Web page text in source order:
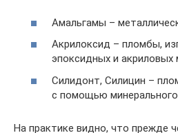
Амальгамы –
Акрилоксид – пломбы,
эпоксидных и акриловых
Силидонт, Силицин –
с помощью минерального
На практике видно, что прежде